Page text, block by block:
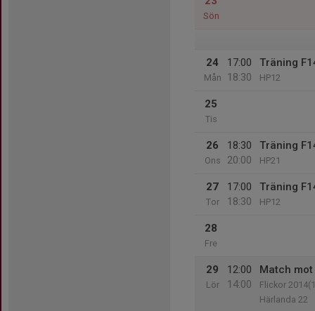
Sön
24
Mån
17:00
18:30
Träning
HP12
25
Tis
26
Ons
18:30
20:00
Träning
HP21
27
Tor
17:00
18:30
Träning
HP12
28
Fre
29
Lör
12:00
14:00
Match mot
Flickor
Härlanda 22